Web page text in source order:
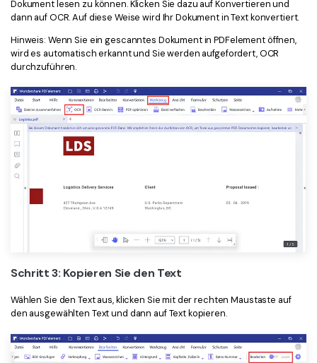
Dokument lesen zu können. Klicken Sie dazu auf Konvertieren und
dann auf OCR. Auf diese Weise wird Ihr Dokument in Text konvertiert.
Hinweis: Wenn Sie ein gescanntes Dokument in PDFelement öffnen,
wird es automatisch erkannt und Sie werden aufgefordert, OCR
durchzuführen.
Schritt 3: Kopieren Sie den Text
Wählen Sie den Text aus, klicken Sie mit der rechten Maustaste auf
den ausgewählten Text und dann auf Text kopieren.